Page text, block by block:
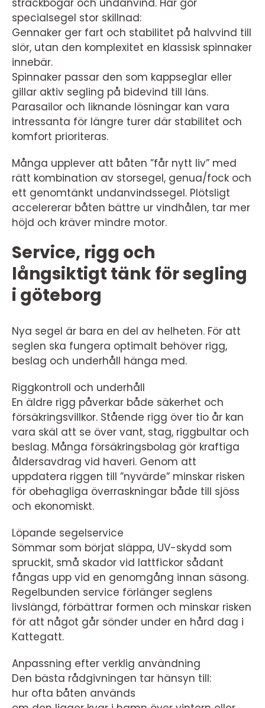
sträckbogar och undanvind. Här gör
specialsegel stor skillnad:
Gennaker ger fart och stabilitet på halvvind till
slör, utan den komplexitet en klassisk spinnaker
innebär.
Spinnaker passar den som kappseglar eller
gillar aktiv segling på bidevind till läns.
Parasailor och liknande lösningar kan vara
intressanta för längre turer där stabilitet och
komfort prioriteras.
Många upplever att båten ”får nytt liv” med
rätt kombination av storsegel, genua/fock och
ett genomtänkt undanvindssegel. Plötsligt
accelererar båten bättre ur vindhålen, tar mer
höjd och kräver mindre motor.
Service, rigg och
långsiktigt tänk för segling
i göteborg
Nya segel är bara en del av helheten. För att
seglen ska fungera optimalt behöver rigg,
beslag och underhåll hänga med.
Riggkontroll och underhåll
En äldre rigg påverkar både säkerhet och
försäkringsvillkor. Stående rigg över tio år kan
vara skäl att se över vant, stag, riggbultar och
beslag. Många försäkringsbolag gör kraftiga
åldersavdrag vid haveri. Genom att
uppdatera riggen till ”nyvärde” minskar risken
för obehagliga överraskningar både till sjöss
och ekonomiskt.
Löpande segelservice
Sömmar som börjat släppa, UV-skydd som
spruckit, små skador vid lattfickor sådant
fångas upp vid en genomgång innan säsong.
Regelbunden service förlänger seglens
livslängd, förbättrar formen och minskar risken
för att något går sönder under en hård dag i
Kattegatt.
Anpassning efter verklig användning
Den bästa rådgivningen tar hänsyn till:
hur ofta båten används